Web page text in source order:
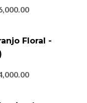
Floral -